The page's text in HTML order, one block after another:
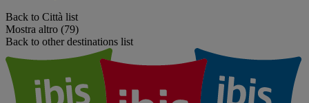
Back to Città list
Mostra altro (79)
Back to other destinations list